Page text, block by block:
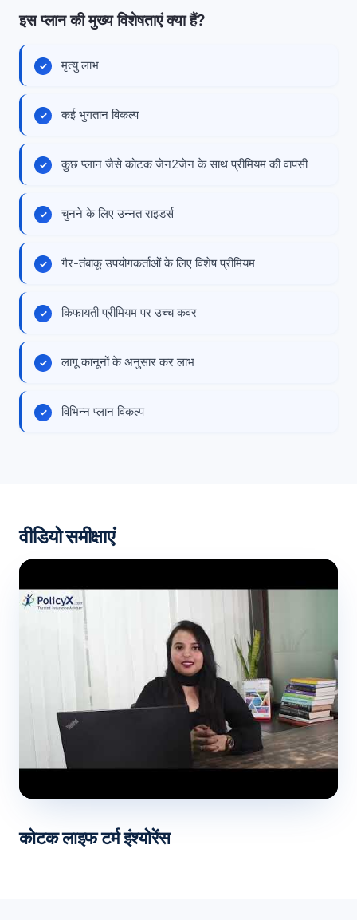
इस प्लान की मुख्य विशेषताएं क्या हैं?
मृत्यु लाभ
कई भुगतान विकल्प
कुछ प्लान जैसे कोटक जेन2जेन के साथ प्रीमियम की वापसी
चुनने के लिए उन्नत राइडर्स
गैर-तंबाकू उपयोगकर्ताओं के लिए विशेष प्रीमियम
किफायती प्रीमियम पर उच्च कवर
लागू कानूनों के अनुसार कर लाभ
विभिन्न प्लान विकल्प
वीडियो समीक्षाएं
कोटक लाइफ टर्म इंश्योरेंस